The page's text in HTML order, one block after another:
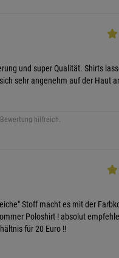
und super Qualität. Shirts
sehr angenehm auf der Haut
hilfreich.
Stoff macht es mit der
Poloshirt ! absolut
für 20 Euro !!